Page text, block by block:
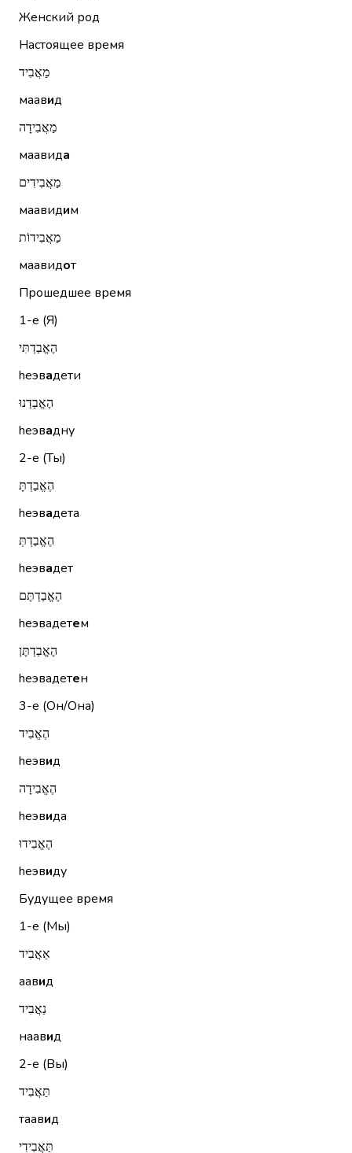
Женский род
Настоящее время
מַאֲבִיד
маавид
מַאֲבִידָה
маавида
מַאֲבִידִים
маавидим
מַאֲבִידוֹת
маавидот
Прошедшее время
1-е (Я)
הֶאֱבַדְתִּי
hеэвадети
הֶאֱבַדְנוּ
hеэвадну
2-е (Ты)
הֶאֱבַדְתָּ
hеэвадета
הֶאֱבַדְתְּ
hеэвадет
הֶאֱבַדְתֶּם
hеэвадетем
הֶאֱבַדְתֶּן
hеэвадетен
3-е (Он/Она)
הֶאֱבִיד
hеэвид
הֶאֱבִידָה
hеэвида
הֶאֱבִידוּ
hеэвиду
Будущее время
1-е (Мы)
אַאֲבִיד
аавид
נַאֲבִיד
наавид
2-е (Вы)
תַּאֲבִיד
таавид
תַּאֲבִידִי